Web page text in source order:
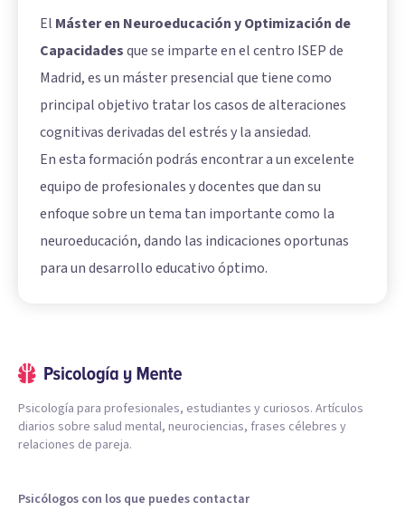
El Máster en Neuroeducación y Optimización de
Capacidadesque se imparte en el centro ISEP de
Madrid, es un máster presencial que tiene como
principal objetivo tratar los casos de alteraciones
cognitivas derivadas del estrés y la ansiedad.
En esta formación podrás encontrar a un excelente
equipo de profesionales y docentes que dan su
enfoque sobre un tema tan importante como la
neuroeducación, dando las indicaciones oportunas
para un desarrollo educativo óptimo.
Psicología para profesionales, estudiantes y curiosos. Artículos
diarios sobre salud mental, neurociencias, frases célebres y
relaciones de pareja.
Psicólogos con los que puedes contactar